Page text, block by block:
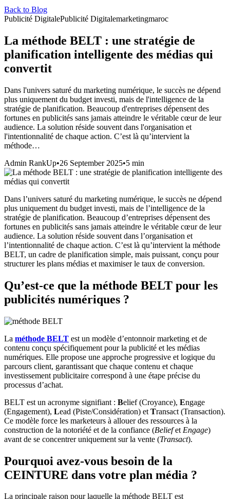
Back to Blog
Publicité DigitalePublicité Digitalemarketingmaroc
La méthode BELT : une stratégie de
planification intelligente des médias qui
convertit
Dans l'univers saturé du marketing numérique, le succès ne dépend
plus uniquement du budget investi, mais de l'intelligence de la
stratégie de planification. Beaucoup d'entreprises dépensent des
fortunes en publicités sans jamais atteindre le véritable cœur de leur
audience. La solution réside souvent dans l'organisation et
l'intentionnalité de chaque action. C’est là qu’intervient la
méthode…
Admin RankUp•26 September 2025•5 min
Dans l’univers saturé du marketing numérique, le succès ne dépend
plus uniquement du budget investi, mais de l’intelligence de la
stratégie de planification. Beaucoup d’entreprises dépensent des
fortunes en publicités sans jamais atteindre le véritable cœur de leur
audience. La solution réside souvent dans l’organisation et
l’intentionnalité de chaque action. C’est là qu’intervient la méthode
BELT, un cadre de planification simple, mais puissant, conçu pour
structurer les plans médias et maximiser le taux de conversion.
Qu’est-ce que la méthode BELT pour les
publicités numériques ?
La méthode BELT est un modèle d’entonnoir marketing et de
contenu conçu spécifiquement pour la publicité et les médias
numériques. Elle propose une approche progressive et logique du
parcours client, garantissant que chaque contenu et chaque
investissement publicitaire correspond à une étape précise du
processus d’achat.
BELT est un acronyme signifiant : Belief (Croyance), Engage
(Engagement), Lead (Piste/Considération) et Transact (Transaction).
Ce modèle force les marketeurs à allouer des ressources à la
construction de la notoriété et de la confiance (Beliefet Engage)
avant de se concentrer uniquement sur la vente (Transact).
Pourquoi avez-vous besoin de la
CEINTURE dans votre plan média ?
La principale raison pour laquelle la méthode BELT est